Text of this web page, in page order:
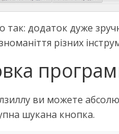
так: додаток дуже
різних
ви можете
шукана кнопка.